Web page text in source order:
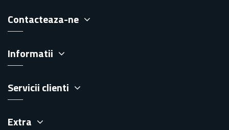
Contacteaza-ne
Informatii
Servicii clienti
Extra